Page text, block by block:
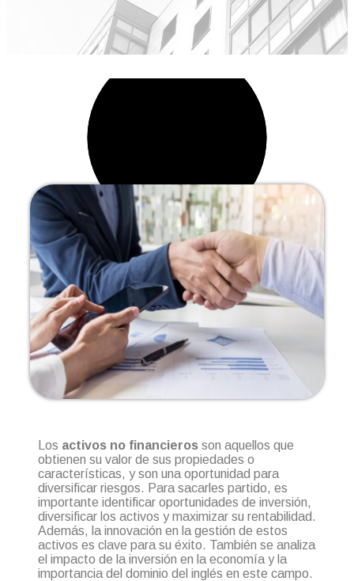
Los activos no financieros son aquellos que
obtienen su valor de sus propiedades o
características, y son una oportunidad para
diversificar riesgos. Para sacarles partido, es
importante identificar oportunidades de inversión,
diversificar los activos y maximizar su rentabilidad.
Además, la innovación en la gestión de estos
activos es clave para su éxito. También se analiza
el impacto de la inversión en la economía y la
importancia del dominio del inglés en este campo.